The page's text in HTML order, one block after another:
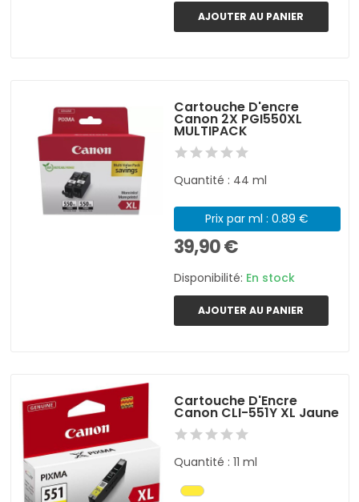
AJOUTER AU PANIER
Cartouche D'encre
Canon 2X PGI550XL
MULTIPACK
Quantité : 44 ml
Prix par ml : 0.89 €
39,90 €
Disponibilité: En stock
AJOUTER AU PANIER
Cartouche D'Encre
Canon CLI-551Y XL Jaune
Quantité : 11 ml